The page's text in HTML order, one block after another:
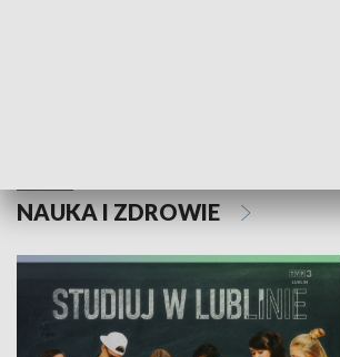
NAUKA I ZDROWIE